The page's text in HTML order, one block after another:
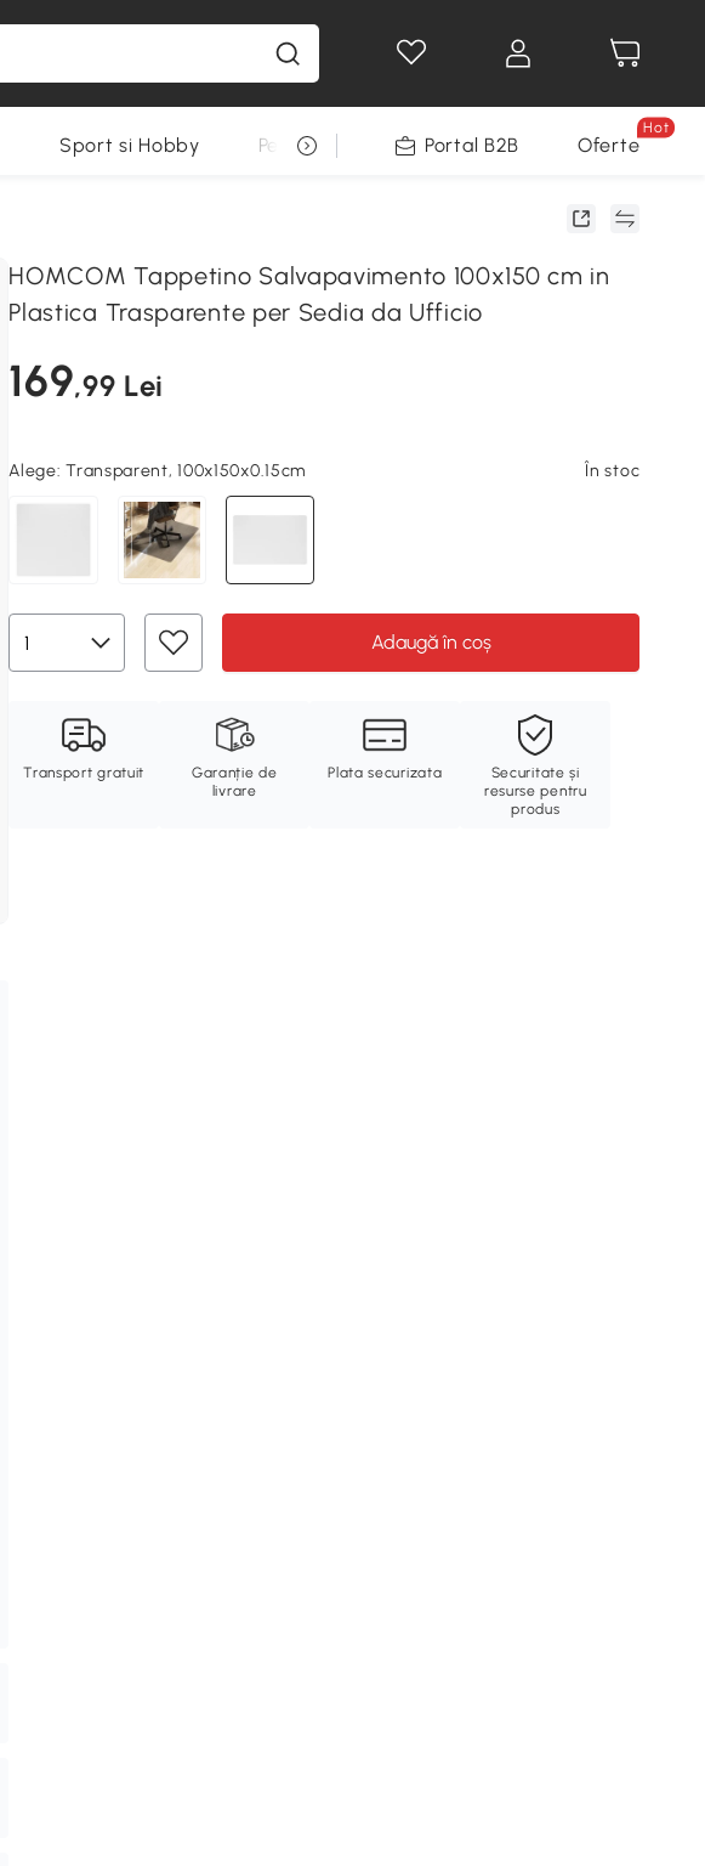
Sport si Hobby Pentru animale Decoratiuni Sarbatori
Portal B2B Oferte
Hot
HOMCOM Tappetino Salvapavimento 100x150 cm in
Plastica Trasparente per Sedia da Ufficio
169,99 Lei
Alege:Transparent, 100x150x0.15cm În stoc
Adaugă în coș
Transport gratuit
Garanție de
livrare
Plata securizata
Securitate și
resurse pentru
produs